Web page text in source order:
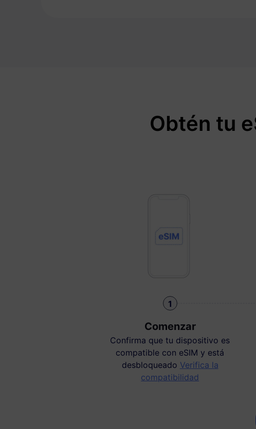
Obtén tu
1
Comenzar
Confirma que tu dispositivo es
compatible con eSIM y está
desbloqueado Verifica la
compatibilidad